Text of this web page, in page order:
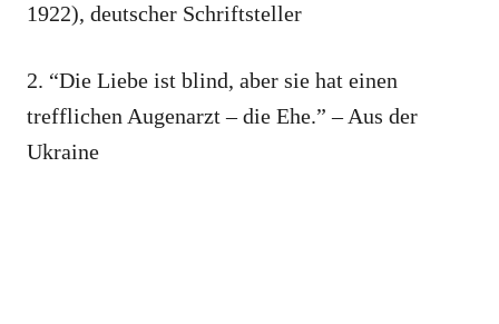
1922), deutscher Schriftsteller
2. “Die Liebe ist blind, aber sie hat einen
trefflichen Augenarzt – die Ehe.” – Aus der
Ukraine